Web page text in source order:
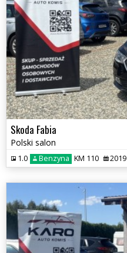
Skoda Fabia
Polski salon
1.0 Benzyna KM 110 2019